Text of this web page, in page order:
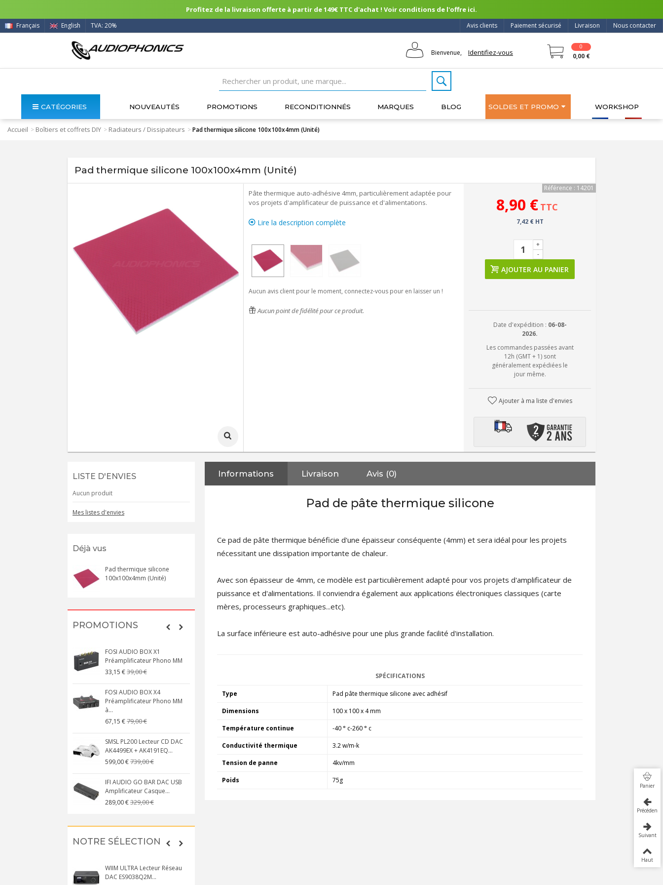
Profitez de la livraison offerte à partir de 149€ TTC d'achat ! Voir conditions de l'offre ici.
Nous contacter
Livraison
Paiement sécurisé
Avis clients
Français English TVA: 20%
Bienvenue, Identifiez-vous
0
0,00 €
CATÉGORIES NOUVEAUTÉS PROMOTIONS RECONDITIONNÉS MARQUES BLOG SOLDES ET PROMO WORKSHOP
Accueil > Boîtiers et coffrets DIY > Radiateurs / Dissipateurs >Pad thermique silicone 100x100x4mm (Unité)
Pad thermique silicone 100x100x4mm (Unité)
Pâte thermique auto-adhésive 4mm, particulièrement adaptée pour
vos projets d'amplificateur de puissance et d'alimentations.
Lire la description complète
Aucun avis client pour le moment, connectez-vous pour en laisser un !
Aucun point de fidélité pour ce produit.
Référence : 14201
8,90 € TTC
7,42 € HT
-
+
AJOUTER AU PANIER
Date d'expédition : 06-08-
2026.
Les commandes passées avant
12h (GMT + 1) sont
généralement expédiées le
jour même.
Ajouter à ma liste d'envies
LISTE D'ENVIES
Aucun produit
Mes listes d'envies
Déjà vus
Pad thermique silicone
100x100x4mm (Unité)
PROMOTIONS
FOSI AUDIO BOX X1
Préamplificateur Phono MM
33,15 €39,00 €
FOSI AUDIO BOX X4
Préamplificateur Phono MM
à...
67,15 €79,00 €
SMSL PL200 Lecteur CD DAC
AK4499EX + AK4191EQ...
599,00 €739,00 €
IFI AUDIO GO BAR DAC USB
Amplificateur Casque...
289,00 €329,00 €
[GRADE B] DAYTON AUDIO
149,00 €179,90 €
AUDIOPHONICS DA-S250NC
Amplificateur Intégré...
Amplificateur 4 Voies pour...
NOTRE SÉLECTION
WIIM ULTRA Lecteur Réseau
DAC ES9038Q2M...
Informations Livraison Avis (0)
Pad de pâte thermique silicone
Ce pad de pâte thermique bénéficie d'une épaisseur conséquente (4mm) et sera idéal pour les projets
nécessitant une dissipation importante de chaleur.
Avec son épaisseur de 4mm, ce modèle est particulièrement adapté pour vos projets d'amplificateur de
puissance et d'alimentations. Il conviendra également aux applications électroniques classiques (carte
mères, processeurs graphiques...etc).
La surface inférieure est auto-adhésive pour une plus grande facilité d'installation.
SPÉCIFICATIONS
Type Pad pâte thermique silicone avec adhésif
Dimensions 100 x 100 x 4 mm
Température continue -40 ° c-260 ° c
Conductivité thermique 3.2 w/m-k
Tension de panne 4kv/mm
Poids 75g
Panier
Précédent
Suivant
Haut